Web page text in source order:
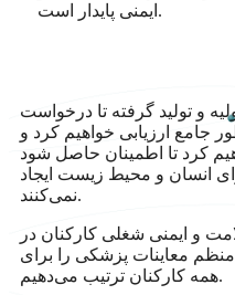
ایمنی پایدار است.
و تولید گرفته تا درخواست
جامع ارزیابی خواهیم کرد و
کرد تا اطمینان حاصل شود
انسان و محیط زیست ایجاد
نمی‌کنند.
و ایمنی شغلی کارکنان در
منظم معاینات پزشکی را برای
همه کارکنان ترتیب می‌دهیم.